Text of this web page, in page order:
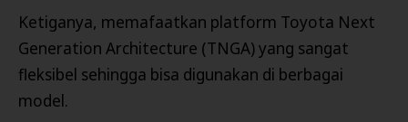
Ketiganya, memafaatkan platform Toyota Next
Generation Architecture (TNGA) yang sangat
fleksibel sehingga bisa digunakan di berbagai
model.